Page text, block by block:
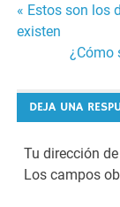
entradas
« Estos son los
existen
¿Cómo
DEJA UNA
Tu dirección
Los campos